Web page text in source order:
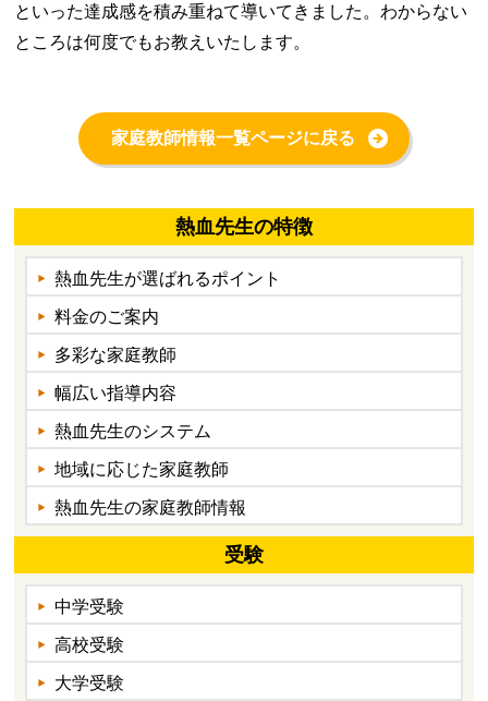
といった達成感を積み重ねて導いてきました。わからない
ところは何度でもお教えいたします。
家庭教師情報一覧ページに戻る
熱血先生の特徴
熱血先生が選ばれるポイント
料金のご案内
多彩な家庭教師
幅広い指導内容
熱血先生のシステム
地域に応じた家庭教師
熱血先生の家庭教師情報
受験
中学受験
高校受験
大学受験